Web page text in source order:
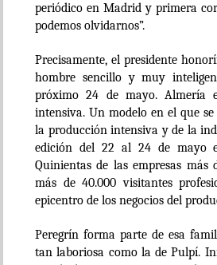
periódico en Madrid y primera
podemos olvidarnos”.
Precisamente, el presidente
hombre sencillo y muy
próximo 24 de mayo. Almería
intensiva. Un modelo en el que
la producción intensiva y de la
edición del 22 al 24 de mayo
Quinientas de las empresas
más de 40.000 visitantes
epicentro de los negocios del
Peregrín forma parte de esa
tan laboriosa como la de Pulpí.